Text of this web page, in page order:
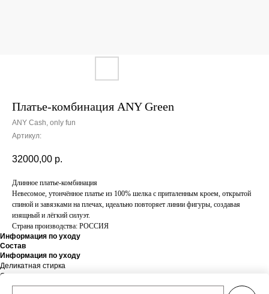
Платье-комбинация ANY Green
ANY Cash, only fun
Артикул:
32000,00 р.
Длинное платье-комбинация
Невесомое, утончённое платье из 100% шелка с приталенным кроем, открытой
спиной и завязками на плечах, идеально повторяет линии фигуры, создавая
изящный и лёгкий силуэт.
Страна производства: РОССИЯ
Информация по уходу
Состав
Информация по уходу
Деликатная стирка
Состав
Состав: 100% шелк